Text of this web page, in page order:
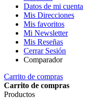
Datos de mi cuenta
Mis Direcciones
Mis favoritos
Mi Newsletter
Mis Reseñas
Cerrar Sesión
Comparador
Carrito de compras
Carrito de compras
Productos